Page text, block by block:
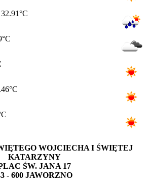
WOJCIECHA I ŚWIĘTEJ
KATARZYNY
ŚW. JANA 17
- 600 JAWORZNO